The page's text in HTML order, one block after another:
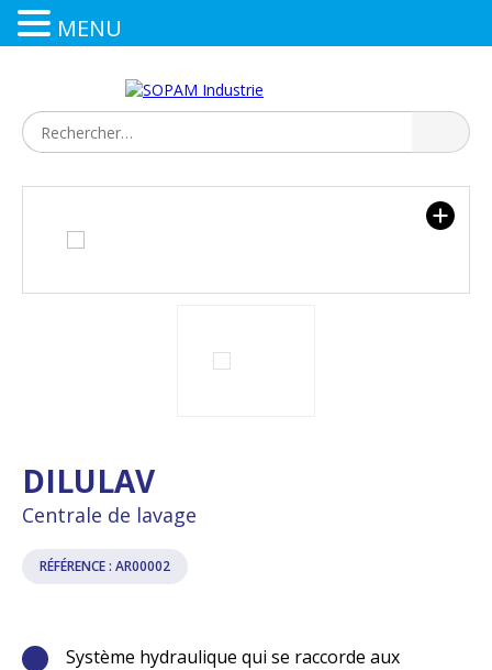
DILULAV
Centrale de lavage
RÉFÉRENCE : AR00002
Système hydraulique qui se raccorde aux
MENU